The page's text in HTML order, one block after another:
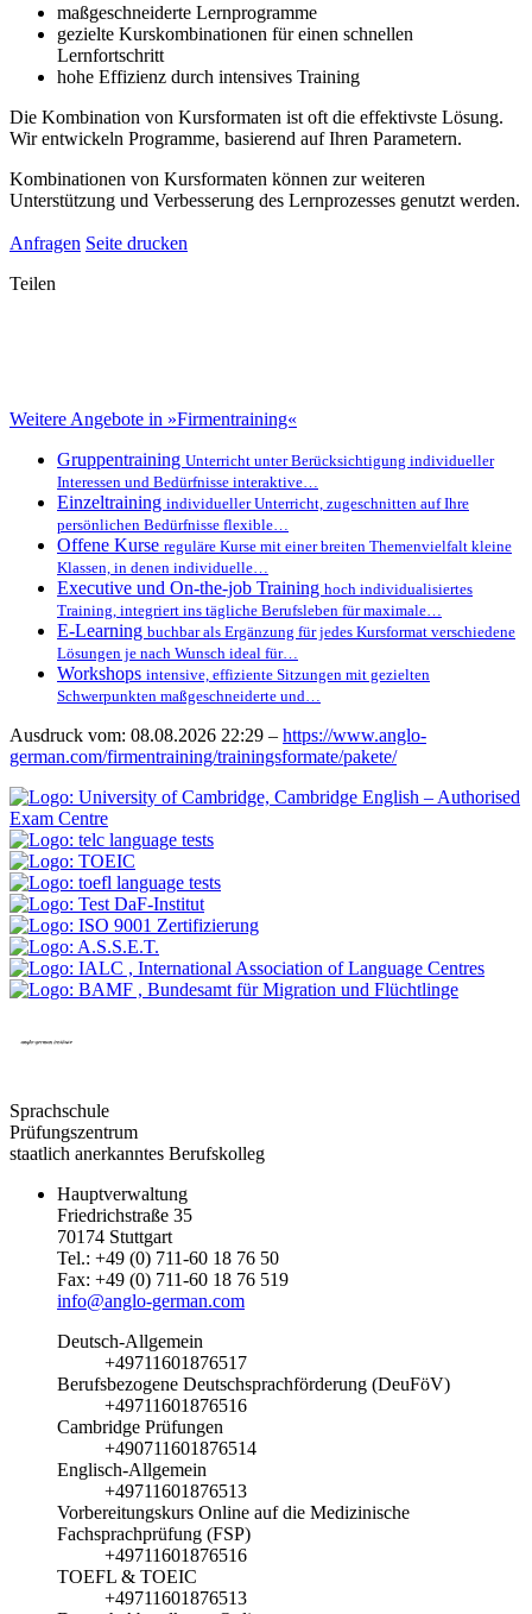
maßgeschneiderte Lernprogramme
gezielte Kurskombinationen für einen schnellen
Lernfortschritt
hohe Effizienz durch intensives Training
Die Kombination von Kursformaten ist oft die effektivste Lösung.
Wir entwickeln Programme, basierend auf Ihren Parametern.
Kombinationen von Kursformaten können zur weiteren
Unterstützung und Verbesserung des Lernprozesses genutzt werden.
Anfragen Seite drucken
Teilen
Weitere Angebote in »Firmentraining«
Gruppentraining Unterricht unter Berücksichtigung individueller
Interessen und Bedürfnisse interaktive…
Einzeltraining individueller Unterricht, zugeschnitten auf Ihre
persönlichen Bedürfnisse flexible…
Offene Kurse reguläre Kurse mit einer breiten Themenvielfalt kleine
Klassen, in denen individuelle…
Executive und On-the-job Training hoch individualisiertes
Training, integriert ins tägliche Berufsleben für maximale…
E-Learning buchbar als Ergänzung für jedes Kursformat verschiedene
Lösungen je nach Wunsch ideal für…
Workshops intensive, effiziente Sitzungen mit gezielten
Schwerpunkten maßgeschneiderte und…
Ausdruck vom: 08.08.2026 22:29 – https://www.anglo-
german.com/firmentraining/trainingsformate/pakete/
Sprachschule
Prüfungszentrum
staatlich anerkanntes Berufskolleg
Hauptverwaltung
Friedrichstraße 35
70174 Stuttgart
Tel.: +49 (0) 711-60 18 76 50
Fax: +49 (0) 711-60 18 76 519
info@anglo-german.com
Deutsch-Allgemein
+49711601876517
Berufsbezogene Deutschsprachförderung (DeuFöV)
+49711601876516
Cambridge Prüfungen
+490711601876514
Englisch-Allgemein
+49711601876513
Vorbereitungskurs Online auf die Medizinische
Fachsprachprüfung (FSP)
+49711601876516
TOEFL & TOEIC
+49711601876513